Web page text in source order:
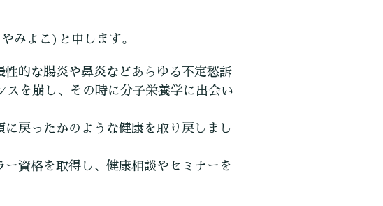
みよこ)と申します。
的な腸炎や鼻炎などあらゆる不定愁訴
を崩し、その時に分子栄養学に出会い
戻ったかのような健康を取り戻しまし
資格を取得し、健康相談やセミナーを